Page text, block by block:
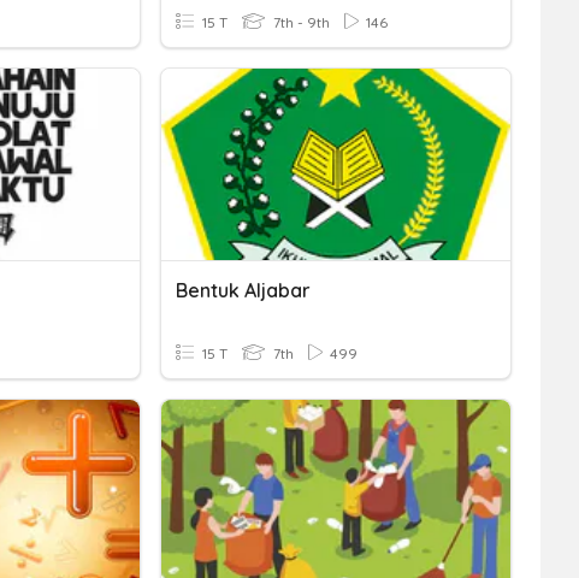
15 T 7th - 9th 146
Bentuk Aljabar
15 T 7th 499